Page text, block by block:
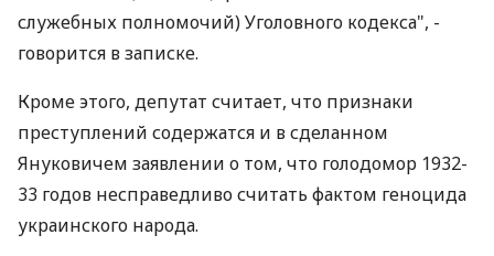
служебных полномочий) Уголовного кодекса", -
говорится в записке.
Кроме этого, депутат считает, что признаки
преступлений содержатся и в сделанном
Януковичем заявлении о том, что голодомор 1932-
33 годов несправедливо считать фактом геноцида
украинского народа.